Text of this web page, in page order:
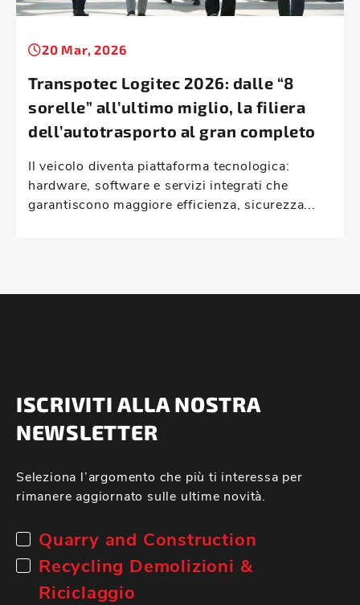
20 Mar, 2026
Transpotec Logitec 2026: dalle “8
sorelle” all’ultimo miglio, la filiera
dell’autotrasporto al gran completo
Il veicolo diventa piattaforma tecnologica:
hardware, software e servizi integrati che
garantiscono maggiore efficienza, sicurezza...
ISCRIVITI ALLA NOSTRA
NEWSLETTER
Seleziona l’argomento che più ti interessa per
rimanere aggiornato sulle ultime novità.
Quarry and Construction
Recycling Demolizioni &
Riciclaggio